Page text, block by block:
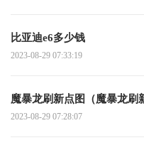
比亚迪e6多少钱
2023-08-29 07:33:19
魔暴龙刷新点图（魔暴龙刷
2023-08-29 07:28:07